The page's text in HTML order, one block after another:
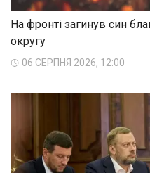
На фронті загинув син
округу
06 СЕРПНЯ 2026, 12:00